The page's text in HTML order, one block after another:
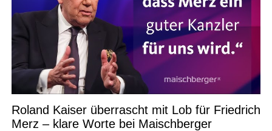
Roland Kaiser überrascht mit Lob für Friedrich
Merz – klare Worte bei Maischberger